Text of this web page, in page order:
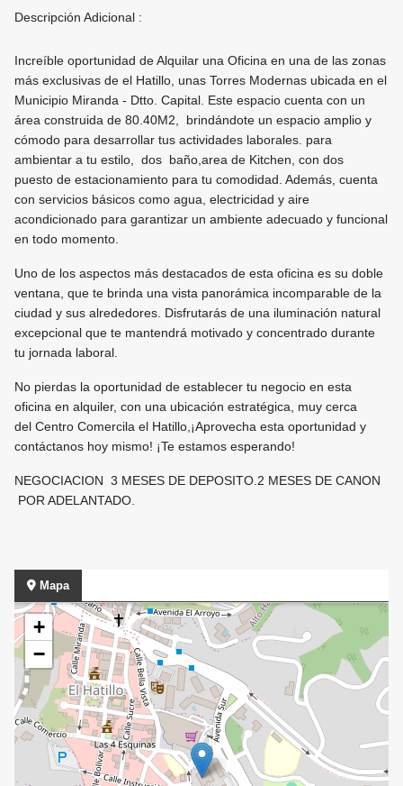
Descripción Adicional :
Increíble oportunidad de Alquilar una Oficina en una de las zonas
más exclusivas de el Hatillo, unas Torres Modernas ubicada en el
Municipio Miranda - Dtto. Capital. Este espacio cuenta con un
área construida de 80.40M2, brindándote un espacio amplio y
cómodo para desarrollar tus actividades laborales. para
ambientar a tu estilo, dos baño,area de Kitchen, con dos
puesto de estacionamiento para tu comodidad. Además, cuenta
con servicios básicos como agua, electricidad y aire
acondicionado para garantizar un ambiente adecuado y funcional
en todo momento.
Uno de los aspectos más destacados de esta oficina es su doble
ventana, que te brinda una vista panorámica incomparable de la
ciudad y sus alrededores. Disfrutarás de una iluminación natural
excepcional que te mantendrá motivado y concentrado durante
tu jornada laboral.
No pierdas la oportunidad de establecer tu negocio en esta
oficina en alquiler, con una ubicación estratégica, muy cerca
del Centro Comercila el Hatillo,¡Aprovecha esta oportunidad y
contáctanos hoy mismo! ¡Te estamos esperando!
NEGOCIACION 3 MESES DE DEPOSITO.2 MESES DE CANON
POR ADELANTADO.
Mapa
+
−